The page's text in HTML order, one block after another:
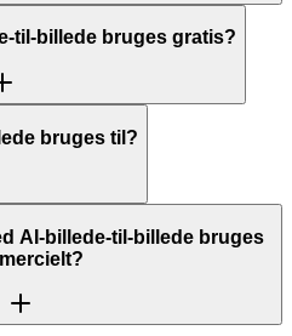
til-billede bruges gratis?
bruges til?
AI-billede-til-billede bruges